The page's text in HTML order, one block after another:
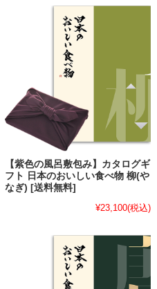
【紫色の風呂敷包み】カタログギ
フト 日本のおいしい食べ物 柳(や
なぎ) [送料無料]
¥23,100(税込)